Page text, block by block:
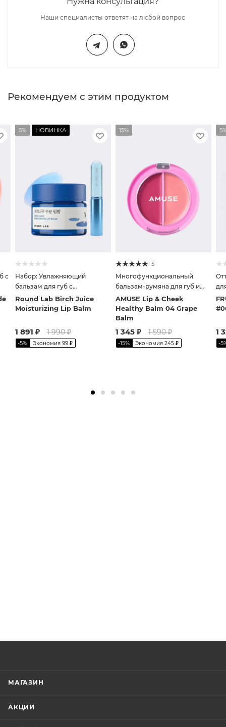
Наши специалисты ответят на любой вопрос
Рекомендуем с этим продуктом
с
5% НОВИНКА
Набор: Увлажняющий
бальзам для губ с
берёзовым соком + кисть
Round Lab Birch Juice
Moisturizing Lip Balm
1 891 ₽ 1 990₽
-5% Экономия 99 ₽
15%
5
Многофункциональный
бальзам-румяна для губ и
щёк
AMUSE Lip & Cheek
Healthy Balm 04 Grape
Balm
1 345 ₽ 1 590₽
-15% Экономия 245 ₽
1
-5
МАГАЗИН
АКЦИИ